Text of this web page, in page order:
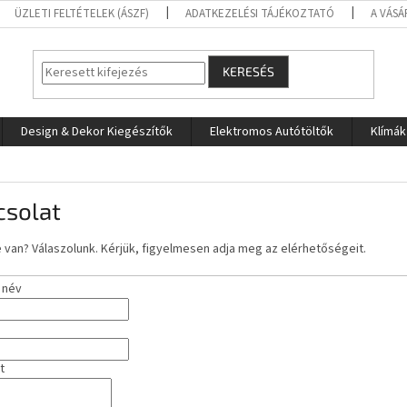
ÜZLETI FELTÉTELEK (ÁSZF) ADATKEZELÉSI TÁJÉKOZTATÓ A
KERESÉS
Design & Dekor Kiegészítők Elektromos Autótöltők
Válaszolunk. Kérjük, figyelmesen adja meg az elérhetőségeit.